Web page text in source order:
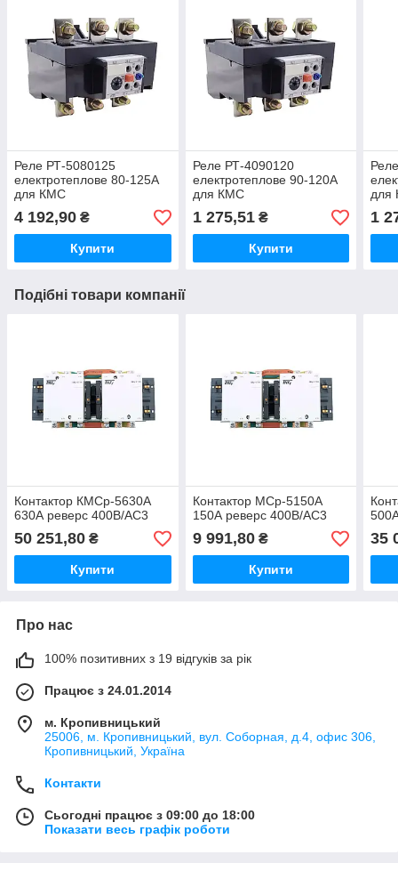
Реле РТ-5080125
електротеплове 80-125А
для КМС
4 192,90 ₴
Купити
Реле РТ-4090120
електротеплове 90-120А
для КМС
1 275,51₴
Купити
для
1
Подібні товари компанії
Контактор КМСр-5630А
630А реверс 400В/АС3
50 251,80 ₴
Купити
Контактор МСр-5150А
150А реверс 400В/АС3
9 991,80₴
Купити
35
Про нас
100% позитивних з 19 відгуків за рік
Працює з 24.01.2014
м. Кропивницький
25006, м. Кропивницький, вул. Соборная, д.4, офис 306,
Кропивницький, Україна
Контакти
Сьогодні працює з 09:00 до 18:00
Показати весь графік роботи